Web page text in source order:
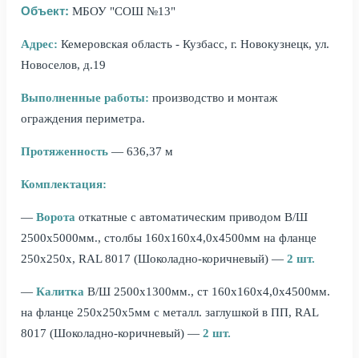
Объект: МБОУ "СОШ №13"
Адрес: Кемеровская область - Кузбасс, г. Новокузнецк, ул.
Новоселов, д.19
Выполненные работы: производство и монтаж
ограждения периметра.
Протяженность — 636,37 м
Комплектация:
— Ворота откатные с автоматическим приводом В/Ш
2500х5000мм., столбы 160х160х4,0х4500мм на фланце
250х250х, RAL 8017 (Шоколадно-коричневый) — 2 шт.
— Калитка В/Ш 2500х1300мм., ст 160х160х4,0х4500мм.
на фланце 250х250х5мм с металл. заглушкой в ПП, RAL
8017 (Шоколадно-коричневый) — 2 шт.